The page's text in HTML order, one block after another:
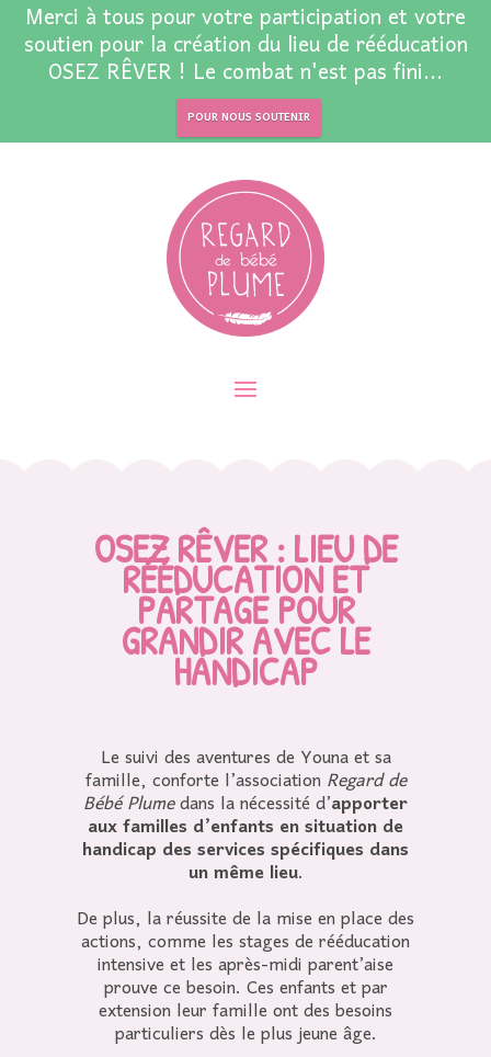
Merci à tous pour votre participation et votre
soutien pour la création du lieu de rééducation
OSEZ RÊVER ! Le combat n'est pas fini...
POUR NOUS SOUTENIR
OSEZ RÊVER : LIEU DE
RÉÉDUCATION ET
PARTAGE POUR
GRANDIR AVEC LE
HANDICAP
Le suivi des aventures de Youna et sa
famille, conforte l’associationRegard de
Bébé Plumedans la nécessité d’apporter
aux familles d’enfants en situation de
handicap des services spécifiques dans
un même lieu.
De plus, la réussite de la mise en place des
actions, comme les stages de rééducation
intensive et les après-midi parent’aise
prouve ce besoin.Ces enfants et par
extension leur famille ont des besoins
particuliers dès le plus jeune âge.